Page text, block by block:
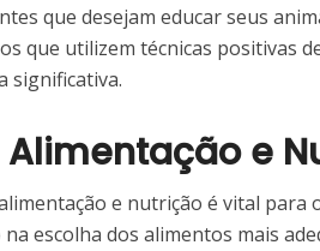
que desejam educar seus
que utilizem técnicas positivas
significativa.
Alimentação e
e nutrição é vital
escolha dos alimentos mais